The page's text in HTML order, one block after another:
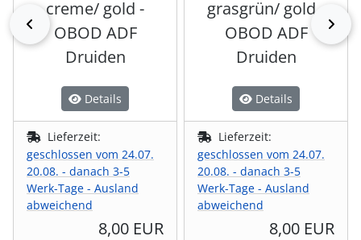
zurück
creme/ gold -
OBOD ADF
Druiden
Details
Lieferzeit:
geschlossen vom 24.07.
20.08. - danach 3-5
Werk-Tage - Ausland
abweichend
8,00 EUR
grasgrün/ gold -
OBOD ADF
Druiden
Details
Lieferzeit:
geschlossen vom 24.07.
20.08. - danach 3-5
Werk-Tage - Ausland
abweichend
8,00 EUR